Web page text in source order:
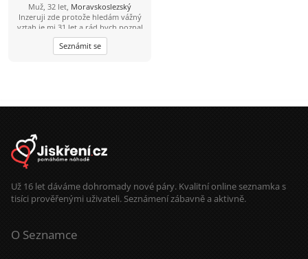
Muž, 32 let, Moravskoslezský
Inzeruji zde protože hledám vážný
vztah je mi 31 let a rád bych poznal
tu pravou. Abych byl řekl pravdu
mám epilepsii od 15 let takže bydlím
s mamkou v Havířově nemějte mi to
člověk s kterým se dá sednout
Seznámit se
Už 16 let dáváme dohromady nové páry. Kvalitní online seznamka s
tisíci prověřenými uživateli. Seznámení zábavně a aktivně.
O Seznamce